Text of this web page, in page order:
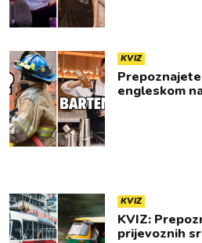
KVIZ
engleskom
KVIZ
KVIZ:
prijevoznih